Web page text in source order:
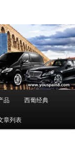
品 西葡经典
章列表